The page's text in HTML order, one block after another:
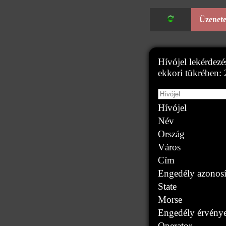
Hívójel
ekkori tükrében:
Hívójel
Név
Ország
Város
Cím
Engedély
State
Morse
Engedély